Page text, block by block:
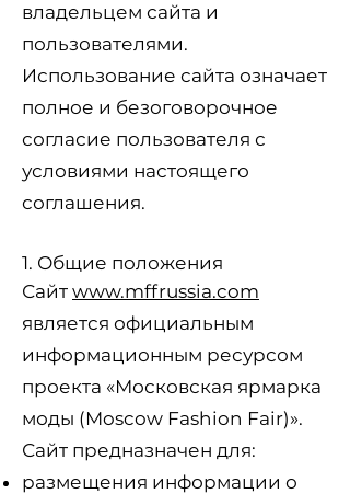
владельцем сайта и
пользователями.
Использование сайта означает
полное и безоговорочное
согласие пользователя с
условиями настоящего
соглашения.
1. Общие положения
Сайт www.mffrussia.com
является официальным
информационным ресурсом
проекта «Московская ярмарка
моды (Moscow Fashion Fair)».
Сайт предназначен для:
размещения информации о